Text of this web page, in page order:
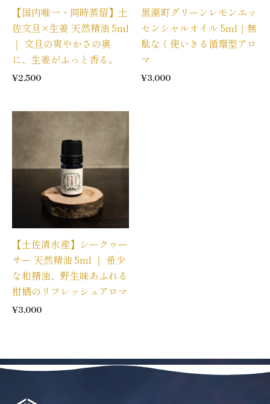
【国内唯一・同時蒸留】土
佐文旦×生姜 天然精油 5ml
｜ 文旦の爽やかさの奥
に、生姜がふっと香る。
¥2,500
黒潮町グリーンレモンエッ
センシャルオイル 5ml｜無
駄なく使いきる循環型アロ
マ
¥3,000
【土佐清水産】シークヮー
サー 天然精油 5ml ｜ 希少
な和精油、野生味あふれる
柑橘のリフレッシュアロマ
¥3,000